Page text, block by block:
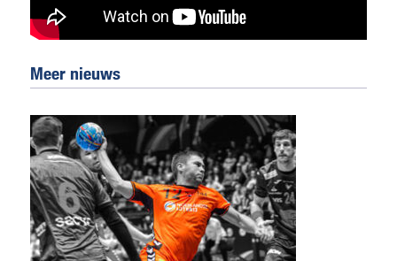
Meer nieuws